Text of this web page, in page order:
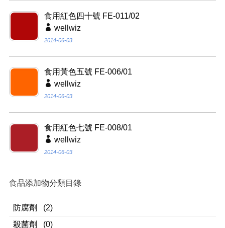
食用紅色四十號 FE-011/02
wellwiz
2014-06-03
食用黃色五號 FE-006/01
wellwiz
2014-06-03
食用紅色七號 FE-008/01
wellwiz
2014-06-03
食品添加物分類目錄
防腐劑
(2)
殺菌劑
(0)